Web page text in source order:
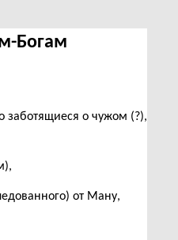
Богам
заботящиеся о чужом (?),
от Ману,